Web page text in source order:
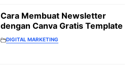
Cara Membuat Newsletter
dengan Canva Gratis Template
DIGITAL MARKETING